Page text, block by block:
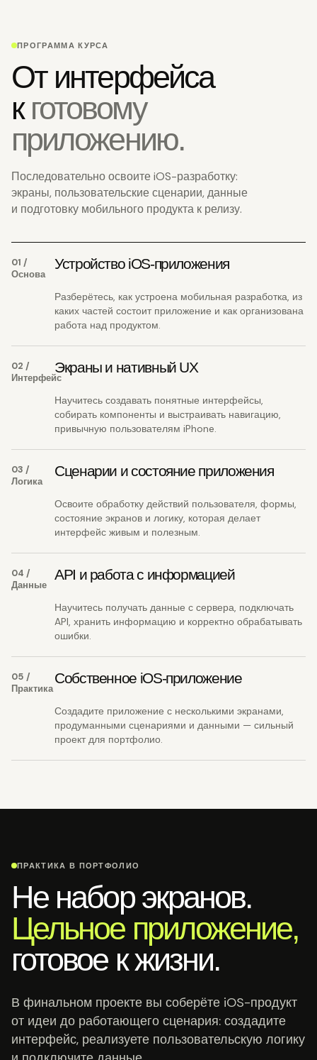
ПРОГРАММА КУРСА
От интерфейса
кготовому
приложению.
Последовательно освоите iOS-разработку:
экраны, пользовательские сценарии, данные
и подготовку мобильного продукта к релизу.
01 /
Основа
Устройство iOS-приложения
Разберётесь, как устроена мобильная разработка, из
каких частей состоит приложение и как организована
работа над продуктом.
02 /
Интерфейс
Экраны и нативный UX
Научитесь создавать понятные интерфейсы,
собирать компоненты и выстраивать навигацию,
привычную пользователям iPhone.
03 /
Логика
Сценарии и состояние приложения
Освоите обработку действий пользователя, формы,
состояние экранов и логику, которая делает
интерфейс живым и полезным.
04 /
Данные
API и работа с информацией
Научитесь получать данные с сервера, подключать
API, хранить информацию и корректно обрабатывать
ошибки.
05 /
Практика
Собственное iOS-приложение
Создадите приложение с несколькими экранами,
продуманными сценариями и данными — сильный
проект для портфолио.
ПРАКТИКА В ПОРТФОЛИО
Не набор экранов.
Цельное приложение,
готовое к жизни.
В финальном проекте вы соберёте iOS-продукт
от идеи до работающего сценария: создадите
интерфейс, реализуете пользовательскую логику